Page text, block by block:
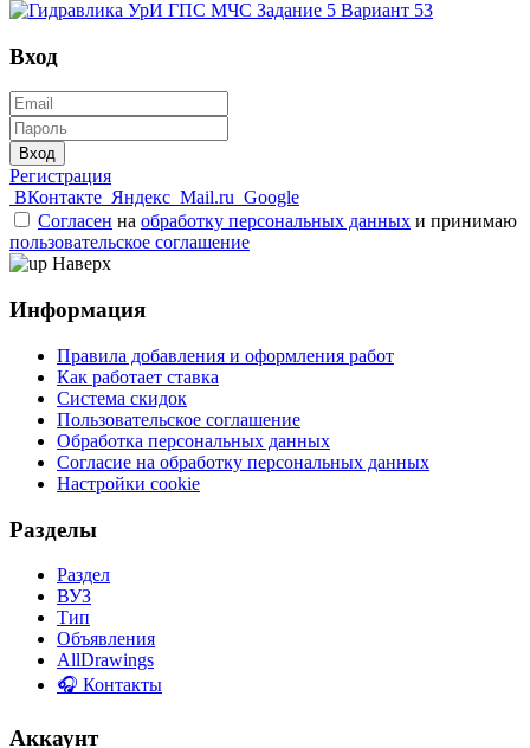
Вход
Вход
Регистрация
ВКонтакте Яндекс Mail.ru Google
Согласен на обработку персональных данных и принимаю
пользовательское соглашение
Наверх
Информация
Правила добавления и оформления работ
Как работает ставка
Система скидок
Пользовательское соглашение
Обработка персональных данных
Согласие на обработку персональных данных
Настройки cookie
Разделы
Раздел
ВУЗ
Тип
Объявления
AllDrawings
🎧 Контакты
Аккаунт